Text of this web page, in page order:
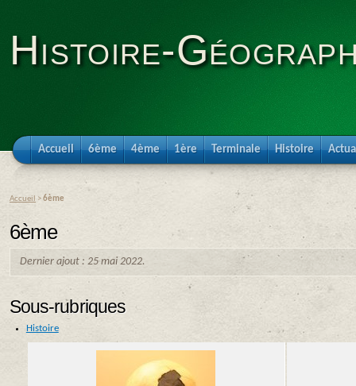
Histoire-
Accueil 6ème 4ème 1ère Terminale Histoire
Accueil >6ème
6ème
Dernier ajout : 25 mai 2022.
Sous-rubriques
Histoire